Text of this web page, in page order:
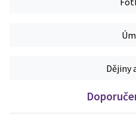
Dějiny